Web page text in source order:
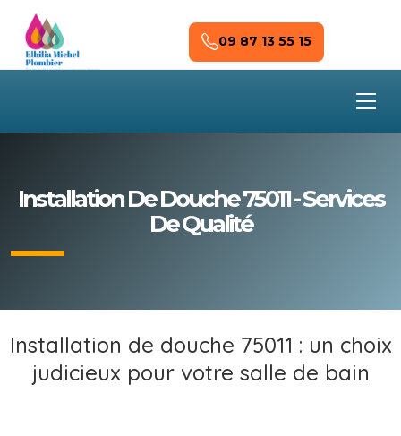
Skip to main content
09 87 13 55 15
Installation De Douche 75011 - Services
De Qualité
Installation de douche 75011 : un choix
judicieux pour votre salle de bain